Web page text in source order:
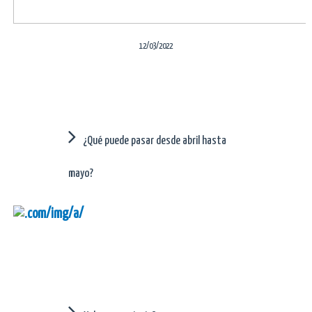
12/03/2022
¿Qué puede pasar desde abril hasta
mayo?